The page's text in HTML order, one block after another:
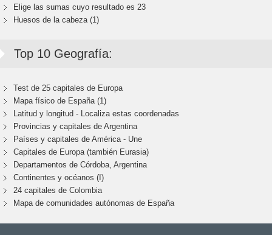
Elige las sumas cuyo resultado es 23
Huesos de la cabeza (1)
Top 10 Geografía:
Test de 25 capitales de Europa
Mapa físico de España (1)
Latitud y longitud - Localiza estas coordenadas
Provincias y capitales de Argentina
Países y capitales de América - Une
Capitales de Europa (también Eurasia)
Departamentos de Córdoba, Argentina
Continentes y océanos (I)
24 capitales de Colombia
Mapa de comunidades autónomas de España